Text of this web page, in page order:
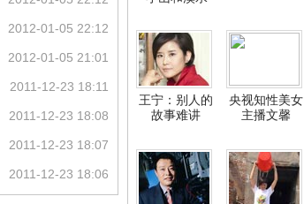
王宁：别人的
故事难讲
央视知性美女
主播文馨
2012-01-05 22:12
2012-01-05 21:01
2011-12-23 18:11
2011-12-23 18:08
2011-12-23 18:07
2011-12-23 18:06